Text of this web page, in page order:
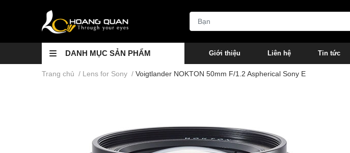
DANH MỤC SẢN PHẨM Giới thiệu Liên hệ Tin tức
Trang chủ / Lens for Sony / Voigtlander NOKTON 50mm F/1.2 Aspherical Sony E